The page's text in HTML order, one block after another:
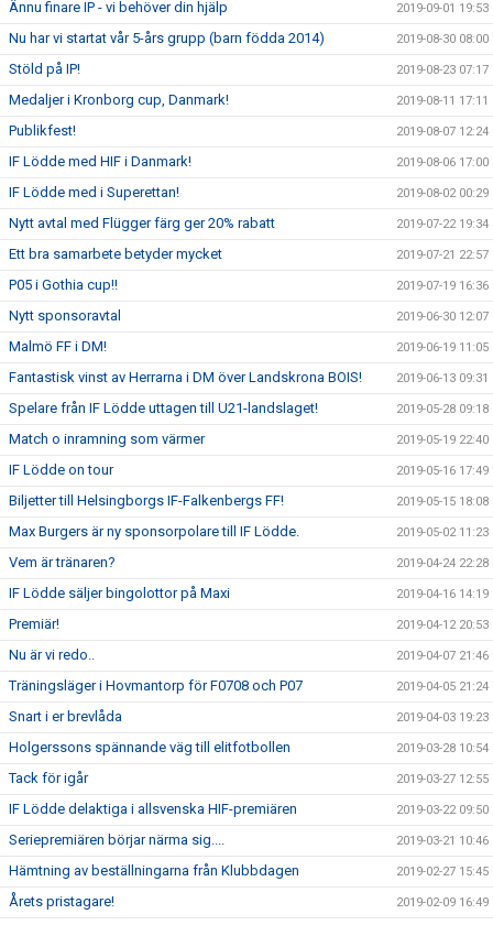
Ännu finare IP - vi behöver din hjälp 2019-09-01 19:53
Nu har vi startat vår 5-års grupp (barn födda 2014) 2019-08-30 08:00
Stöld på IP! 2019-08-23 07:17
Medaljer i Kronborg cup, Danmark! 2019-08-11 17:11
Publikfest! 2019-08-07 12:24
IF Lödde med HIF i Danmark! 2019-08-06 17:00
IF Lödde med i Superettan! 2019-08-02 00:29
Nytt avtal med Flügger färg ger 20% rabatt 2019-07-22 19:34
Ett bra samarbete betyder mycket 2019-07-21 22:57
P05 i Gothia cup!! 2019-07-19 16:36
Nytt sponsoravtal 2019-06-30 12:07
Malmö FF i DM! 2019-06-19 11:05
Fantastisk vinst av Herrarna i DM över Landskrona BOIS! 2019-06-13 09:31
Spelare från IF Lödde uttagen till U21-landslaget! 2019-05-28 09:18
Match o inramning som värmer 2019-05-19 22:40
IF Lödde on tour 2019-05-16 17:49
Biljetter till Helsingborgs IF-Falkenbergs FF! 2019-05-15 18:08
Max Burgers är ny sponsorpolare till IF Lödde. 2019-05-02 11:23
Vem är tränaren? 2019-04-24 22:28
IF Lödde säljer bingolottor på Maxi 2019-04-16 14:19
Premiär! 2019-04-12 20:53
Nu är vi redo.. 2019-04-07 21:46
Träningsläger i Hovmantorp för F0708 och P07 2019-04-05 21:24
Snart i er brevlåda 2019-04-03 19:23
Holgerssons spännande väg till elitfotbollen 2019-03-28 10:54
Tack för igår 2019-03-27 12:55
IF Lödde delaktiga i allsvenska HIF-premiären 2019-03-22 09:50
Seriepremiären börjar närma sig.... 2019-03-21 10:46
Hämtning av beställningarna från Klubbdagen 2019-02-27 15:45
Årets pristagare! 2019-02-09 16:49